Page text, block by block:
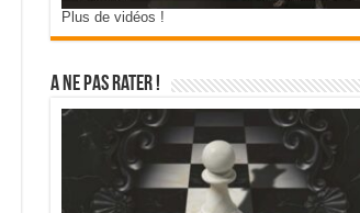
Plus de vidéos !
A ne pas rater !